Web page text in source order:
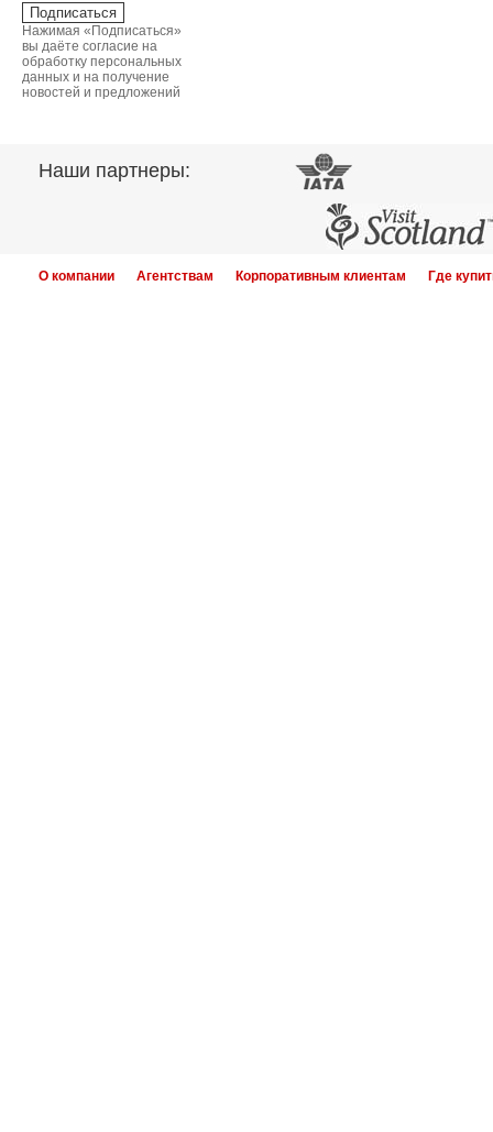
Нажимая «Подписаться»
вы даёте согласие на
обработку персональных
данных и на получение
новостей и предложений
Наши партнеры:
О компании Агентствам Корпоративным клиентам Где